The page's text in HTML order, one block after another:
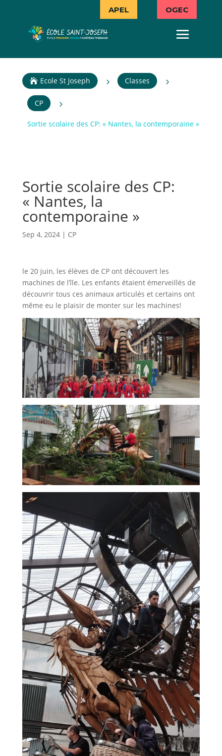
APEL OGEC
 Ecole St Joseph 5 Classes 5
CP 5
Sortie scolaire des CP: « Nantes, la contemporaine »
Sortie scolaire des CP:
« Nantes, la
contemporaine »
Sep 4, 2024| CP
le 20 juin, les élèves de CP ont découvert les
machines de l’île. Les enfants étaient émerveillés de
découvrir tous ces animaux articulés et certains ont
même eu le plaisir de monter sur les machines!